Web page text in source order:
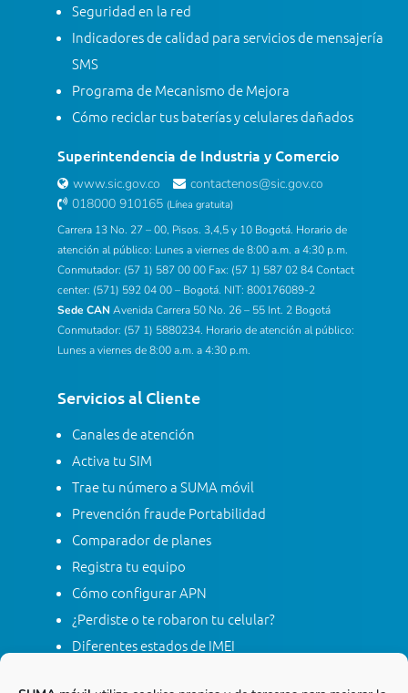
Seguridad en la red
Indicadores de calidad para servicios de mensajería
SMS
Programa de Mecanismo de Mejora
Cómo reciclar tus baterías y celulares dañados
Superintendencia de Industria y Comercio
www.sic.gov.co
contactenos@sic.gov.co
018000 910165 (Línea gratuita)
Carrera 13 No. 27 – 00, Pisos. 3,4,5 y 10 Bogotá. Horario de
atención al público: Lunes a viernes de 8:00 a.m. a 4:30 p.m.
Conmutador: (57 1) 587 00 00 Fax: (57 1) 587 02 84 Contact
center: (571) 592 04 00 – Bogotá. NIT: 800176089-2
Sede CAN Avenida Carrera 50 No. 26 – 55 Int. 2 Bogotá
Conmutador: (57 1) 5880234. Horario de atención al público:
Lunes a viernes de 8:00 a.m. a 4:30 p.m.
Servicios al Cliente
Canales de atención
Activa tu SIM
Trae tu número a SUMA móvil
Prevención fraude Portabilidad
Comparador de planes
Registra tu equipo
Cómo configurar APN
¿Perdiste o te robaron tu celular?
Diferentes estados de IMEI